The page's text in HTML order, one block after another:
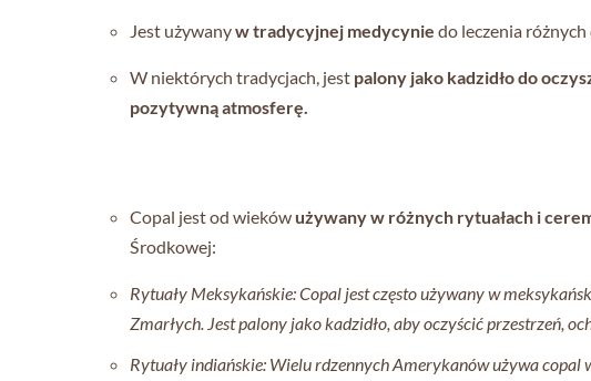
Jest używanyw tradycyjnej medycynie do leczenia
W niektórych tradycjach, jest palony jako kadzidło do
pozytywną atmosferę.
Copal jest od wieków używany w różnych rytuałach i
Środkowej:
Rytuały Meksykańskie: Copal jest często używany w
Zmarłych. Jest palony jako kadzidło, aby oczyścić przestrzeń,
Rytuały indiańskie: Wielu rdzennych Amerykanów używa